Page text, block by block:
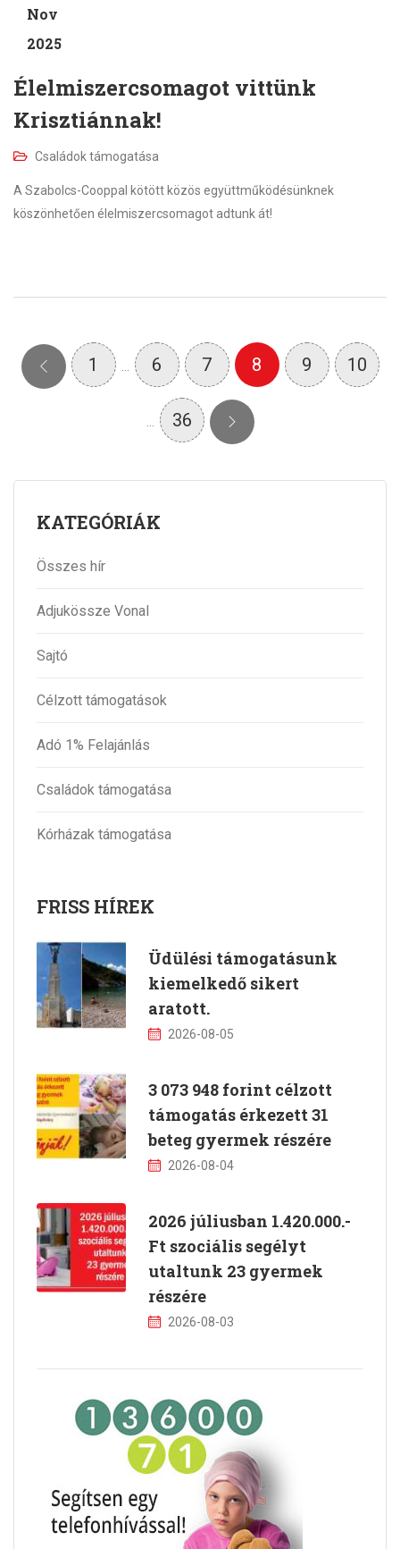
Nov
2025
Élelmiszercsomagot vittünk
Krisztiánnak!
Családok támogatása
A Szabolcs-Cooppal kötött közös együttműködésünknek
köszönhetően élelmiszercsomagot adtunk át!
1 … 6 7 8 9 10
… 36
KATEGÓRIÁK
Összes hír
Adjukössze Vonal
Sajtó
Célzott támogatások
Adó 1% Felajánlás
Családok támogatása
Kórházak támogatása
FRISS HÍREK
Üdülési támogatásunk
kiemelkedő sikert
aratott.
2026-08-05
3 073 948 forint célzott
támogatás érkezett 31
beteg gyermek részére
2026-08-04
2026 júliusban 1.420.000.-
Ft szociális segélyt
utaltunk 23 gyermek
részére
2026-08-03